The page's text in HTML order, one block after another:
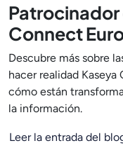
Connect
Descubre más sobre
hacer realidad
cómo están
la información.
Leer la entrada del